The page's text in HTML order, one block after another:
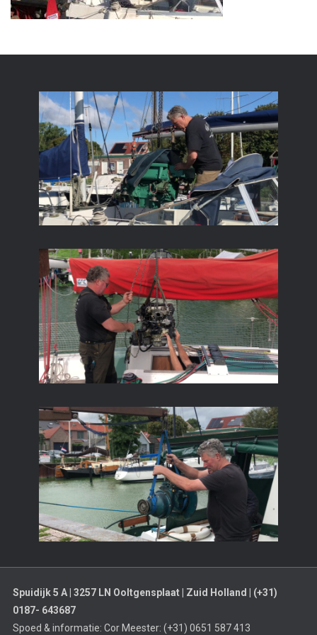
Spuidijk 5 A | 3257 LN Ooltgensplaat | Zuid Holland | (+31)
0187- 643687
Spoed & informatie: Cor Meester: (+31) 0651 587 413